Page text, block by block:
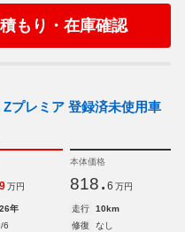
もり・在庫確認
プレミア 登録済未使用車
9 万円
本体価格
818. 6 万円
年 走行
10km
6 修復
なし